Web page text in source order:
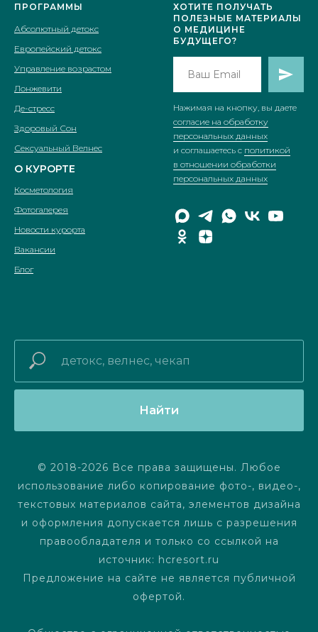
ПРОГРАММЫ
Абсолютный детокс
Европейский детокс
Управление возрастом
Лонжевити
Де-стресс
Здоровый Сон
Сексуальный Велнес
О КУРОРТЕ
Косметология
Фотогалерея
Новости курорта
Вакансии
Блог
ХОТИТЕ ПОЛУЧАТЬ
ПОЛЕЗНЫЕ МАТЕРИАЛЫ
О МЕДИЦИНE
БУДУЩЕГО?
Нажимая на кнопку, вы даете
согласие на обработку
персональных данных
и соглашаетесь c политикой
в отношении обработки
персональных данных
Найти
© 2018-2026 Все права защищены. Любое
использование либо копирование фото-, видео-,
текстовых материалов сайта, элементов дизайна
и оформления допускается лишь с разрешения
правообладателя и только со ссылкой на
источник: hcresort.ru
Предложение на сайте не является публичной
офертой.